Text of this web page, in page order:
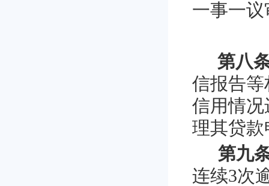
一事一
第八
信报告
信用情
理其贷款
第九
连续3次